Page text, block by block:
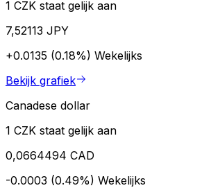
1 CZK staat gelijk aan
7,52113 JPY
+0.0135 (0.18%) Wekelijks
Bekijk grafiek
Canadese dollar
1 CZK staat gelijk aan
0,0664494 CAD
-0.0003 (0.49%) Wekelijks